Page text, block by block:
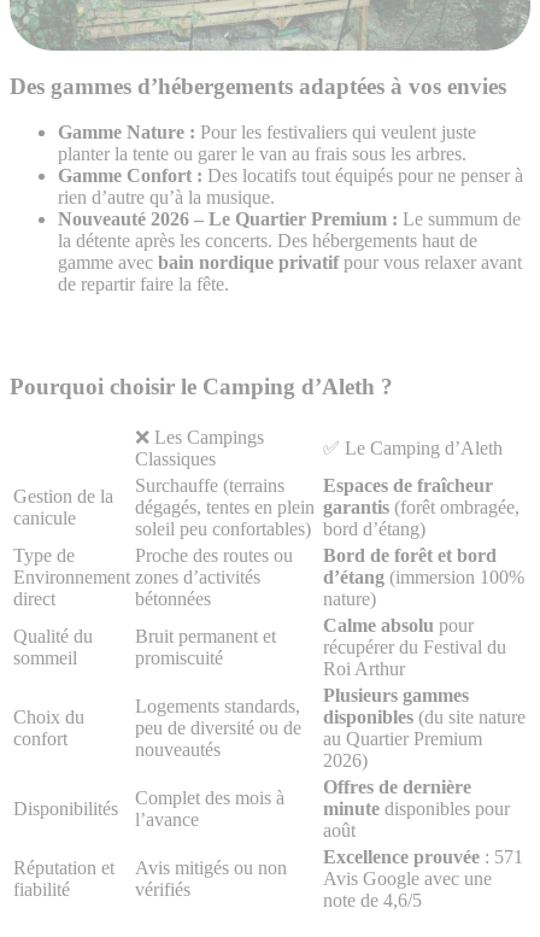
Des gammes d’hébergements adaptées à vos envies
Gamme Nature : Pour les festivaliers qui veulent juste
planter la tente ou garer le van au frais sous les arbres.
Gamme Confort : Des locatifs tout équipés pour ne penser à
rien d’autre qu’à la musique.
Nouveauté 2026 – Le Quartier Premium : Le summum de
la détente après les concerts. Des hébergements haut de
gamme avec bain nordique privatifpour vous relaxer avant
de repartir faire la fête.
Pourquoi choisir le Camping d’Aleth ?
❌ Les Campings
Classiques
✅ Le Camping d’Aleth
Gestion de la
canicule
Surchauffe (terrains
dégagés, tentes en plein
soleil peu confortables)
Espaces de fraîcheur
garantis (forêt ombragée,
bord d’étang)
Type de
Environnement
direct
Proche des routes ou
zones d’activités
bétonnées
Bord de forêt et bord
d’étang (immersion 100%
nature)
Qualité du
sommeil
Bruit permanent et
promiscuité
Calme absolu pour
récupérer du Festival du
Roi Arthur
Choix du
confort
Logements standards,
peu de diversité ou de
nouveautés
Plusieurs gammes
disponibles (du site nature
au Quartier Premium
2026)
Disponibilités
Complet des mois à
l’avance
Offres de dernière
minute disponibles pour
août
Réputation et
fiabilité
Avis mitigés ou non
vérifiés
Excellence prouvée : 571
Avis Google avec une
note de 4,6/5